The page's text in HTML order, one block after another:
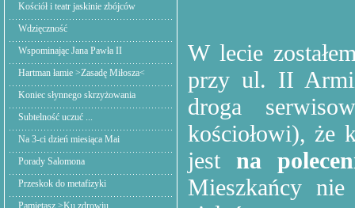
Kościół i teatr jaskinie zbójców
Wdzięczność
Wspominając Jana Pawła II
Hartman łamie >Zasadę Miłosza<
Koniec słynnego skrzyżowania
Subtelność uczuć ...
Na 3-ci dzień miesiąca Mai
Porady Salomona
Przeskok do metafizyki
Pamiętasz >Ku zdrowiu
W lecie
przy ul. II
droga
kościołowi), że
jest na
Mieszkańcy